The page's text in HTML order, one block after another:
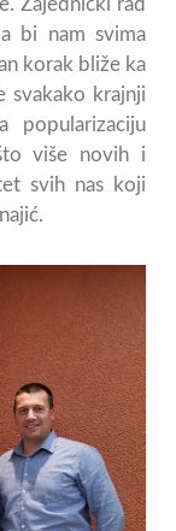
bi nam svima
korak bliže ka
svakako krajnji
više novih i
svih nas koji